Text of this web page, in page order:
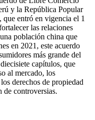
y la República Popular
entró en vigencia el 1
las relaciones
población china que
en 2021, este acuerdo
más grande del
capítulos, que
al mercado, los
derechos de propiedad
de controversias.